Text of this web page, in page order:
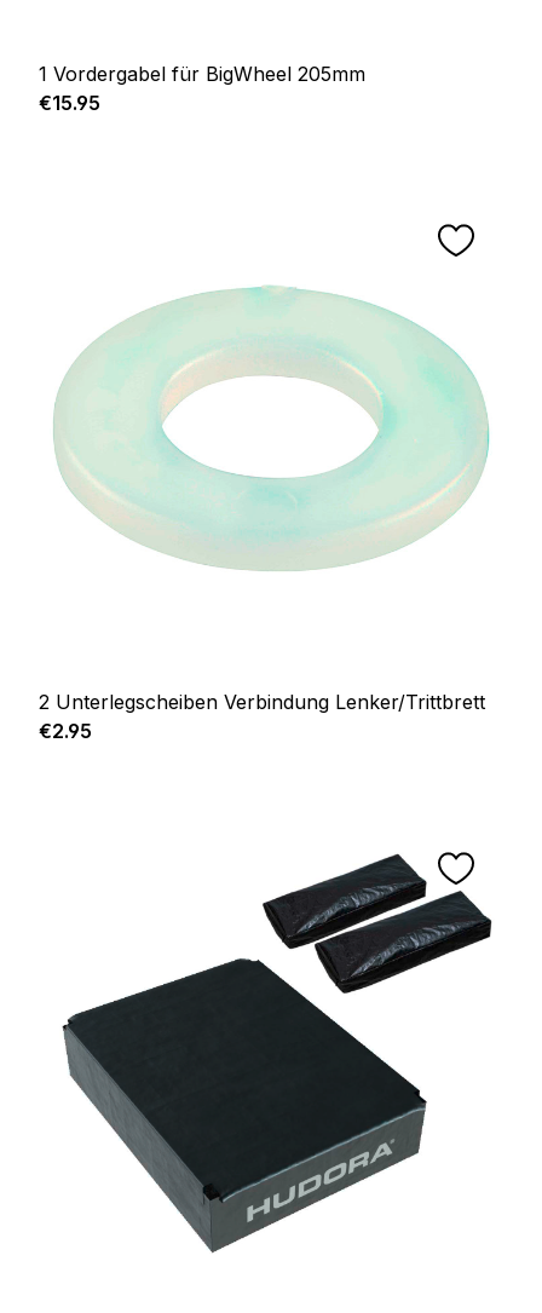
1 Vordergabel für BigWheel 205mm
Regular price:
€15.95
2 Unterlegscheiben Verbindung Lenker/Trittbrett
Regular price:
€2.95